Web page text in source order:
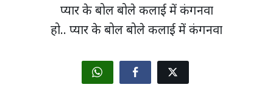
प्यार के बोल बोले कलाई में कंगनवा
हो.. प्यार के बोल बोले कलाई में कंगनवा